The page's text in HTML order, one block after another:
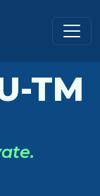
TM